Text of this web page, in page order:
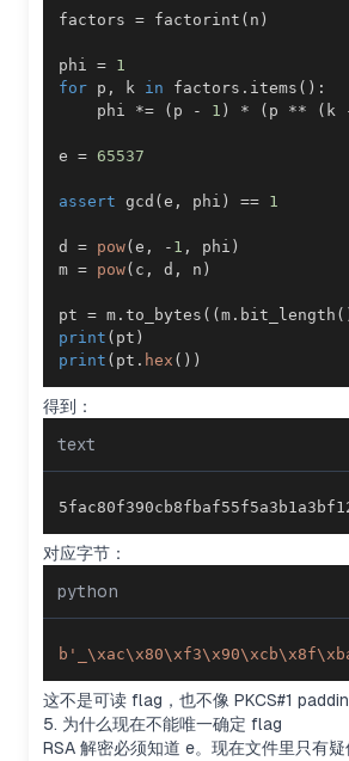
factors = factorint ( n )
phi = 1
for p , k in factors . items ( ) :
    phi
*= ( p - 1 ) * ( p ** ( k
e = 65537
assert gcd (e , phi ) == 1
d = pow(e , - 1 , phi )
m = pow( c , d , n )
pt = m . to_bytes ( (m . bit_length (
print ( pt )
print ( pt . hex ( ) )
得到：
text
对应字节：
python
这不是可读 flag，也不像 PKCS#1
5. 为什么现在不能唯一确定 flag
RSA 解密必须知道 e。现在文件里只有疑